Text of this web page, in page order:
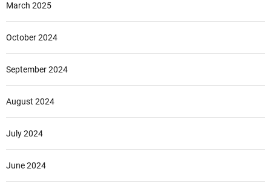
March 2025
October 2024
September 2024
August 2024
July 2024
June 2024